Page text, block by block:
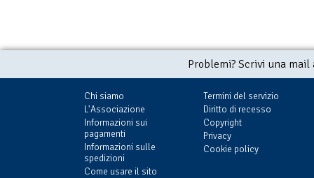
Problemi? Scrivi una
Chi siamo
L'Associazione
Informazioni sui
pagamenti
Informazioni sulle
spedizioni
Come usare il sito
Termini del servizio
Diritto di recesso
Copyright
Privacy
Cookie policy